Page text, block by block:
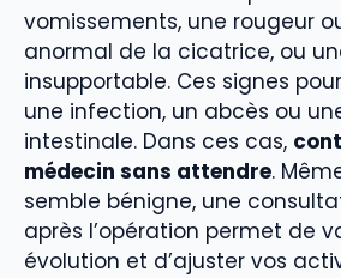
vomissements, une rougeur
anormal de la cicatrice, ou
insupportable. Ces signes
une infection, un abcès ou
intestinale. Dans ces cas,
médecin sans attendre.
semble bénigne, une
après l’opération permet de
évolution et d’ajuster vos